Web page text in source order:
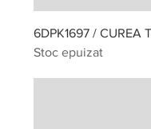
6DPK1697 / CUREA
Stoc epuizat